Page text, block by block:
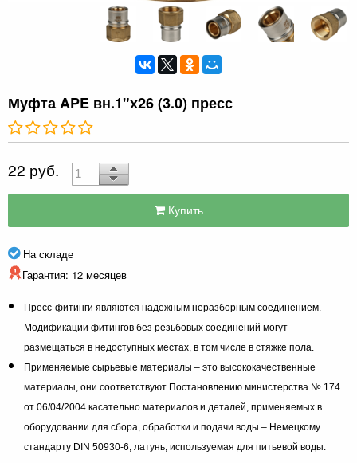
Муфта APE вн.1"х26 (3.0) пресс
22 руб.
Купить
На складе
Гарантия: 12 месяцев
Пресс-фитинги являются надежным неразборным соединением.
Модификации фитингов без резьбовых соединений могут
размещаться в недоступных местах, в том числе в стяжке пола.
Применяемые сырьевые материалы – это высококачественные
материалы, они соответствуют Постановлению министерства № 174
от 06/04/2004 касательно материалов и деталей, применяемых в
оборудовании для сбора, обработки и подачи воды – Немецкому
стандарту DIN 50930-6, латунь, используемая для питьевой воды.